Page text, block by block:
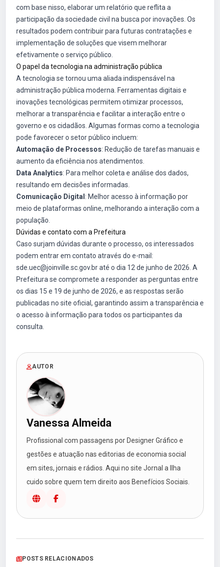
com base nisso, elaborar um relatório que reflita a
participação da sociedade civil na busca por inovações. Os
resultados podem contribuir para futuras contratações e
implementação de soluções que visem melhorar
efetivamente o serviço público.
O papel da tecnologia na administração pública
A tecnologia se tornou uma aliada indispensável na
administração pública moderna. Ferramentas digitais e
inovações tecnológicas permitem otimizar processos,
melhorar a transparência e facilitar a interação entre o
governo e os cidadãos. Algumas formas como a tecnologia
pode favorecer o setor público incluem:
Automação de Processos: Redução de tarefas manuais e
aumento da eficiência nos atendimentos.
Data Analytics: Para melhor coleta e análise dos dados,
resultando em decisões informadas.
Comunicação Digital : Melhor acesso à informação por
meio de plataformas online, melhorando a interação com a
população.
Dúvidas e contato com a Prefeitura
Caso surjam dúvidas durante o processo, os interessados
podem entrar em contato através do e-mail:
sde.uec@joinville.sc.gov.br até o dia 12 de junho de 2026. A
Prefeitura se compromete a responder as perguntas entre
os dias 15 e 19 de junho de 2026, e as respostas serão
publicadas no site oficial, garantindo assim a transparência e
o acesso à informação para todos os participantes da
consulta.
AUTOR
Vanessa Almeida
Profissional com passagens por Designer Gráfico e
gestões e atuação nas editorias de economia social
em sites, jornais e rádios. Aqui no site Jornal a Ilha
cuido sobre quem tem direito aos Benefícios Sociais.
POSTS RELACIONADOS